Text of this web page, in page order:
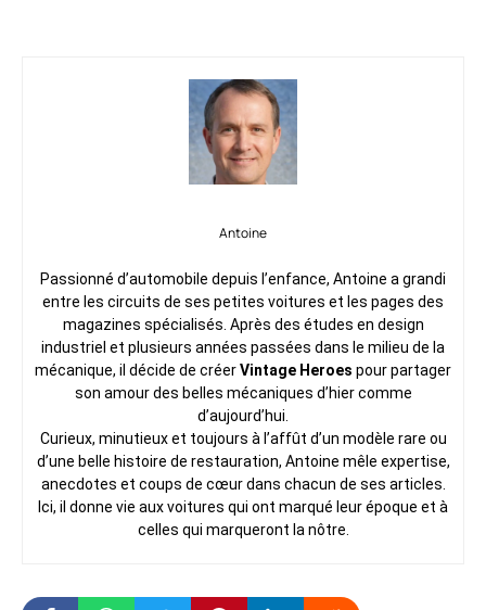
Antoine
Passionné d’automobile depuis l’enfance, Antoine a grandi
entre les circuits de ses petites voitures et les pages des
magazines spécialisés. Après des études en design
industriel et plusieurs années passées dans le milieu de la
mécanique, il décide de créerVintage Heroes pour partager
son amour des belles mécaniques d’hier comme
d’aujourd’hui.
Curieux, minutieux et toujours à l’affût d’un modèle rare ou
d’une belle histoire de restauration, Antoine mêle expertise,
anecdotes et coups de cœur dans chacun de ses articles.
Ici, il donne vie aux voitures qui ont marqué leur époque et à
celles qui marqueront la nôtre.